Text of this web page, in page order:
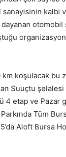
kalbi
otomobil
koşulacak bu
Suuçtu
4 etap ve Pazar
Tüm
Aloft Bursa